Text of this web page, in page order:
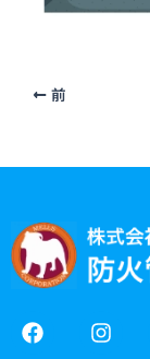
前
F
a
I
n